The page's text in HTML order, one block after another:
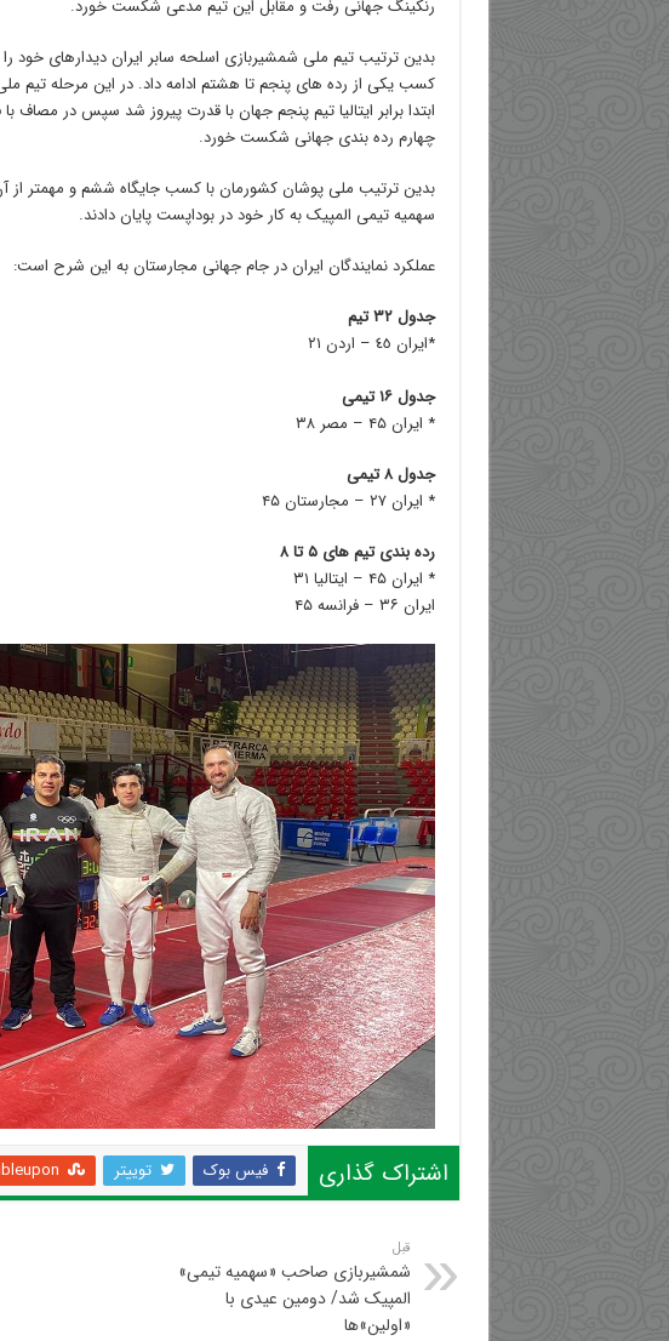
رنکینگ جهانی رفت و مقابل این تیم مدعی شکست خورد.
بدین ترتیب تیم ملی شمشیربازی اسلحه سابر ایران دیدارهای خود را
کسب یکی از رده های پنجم تا هشتم ادامه داد. در این مرحله تیم
ابتدا برابر ایتالیا تیم پنجم جهان با قدرت پیروز شد سپس در مصاف با
چهارم رده بندی جهانی شکست خورد.
بدین ترتیب ملی پوشان کشورمان با کسب جایگاه ششم و مهمتر
سهمیه تیمی المپیک به کار خود در بوداپست پایان دادند.
عملکرد نمایندگان ایران در جام جهانی مجارستان به این شرح است:
جدول ٣٢ تیم
*ایران ٤٥ – اردن ٢١
جدول ۱۶ تیمی
* ایران ۴۵ – مصر ۳۸
جدول ۸ تیمی
* ایران ۲۷ – مجارستان ۴۵
رده بندی تیم های ۵ تا ۸
* ایران ۴۵ – ایتالیا ۳۱
ایران ۳۶ – فرانسه ۴۵
اشتراک گذاری فیس بوک توییتر
قبل
شمشیربازی صاحب «سهمیه تیمی»
المپیک شد/ دومین عیدی با
«اولین»ها